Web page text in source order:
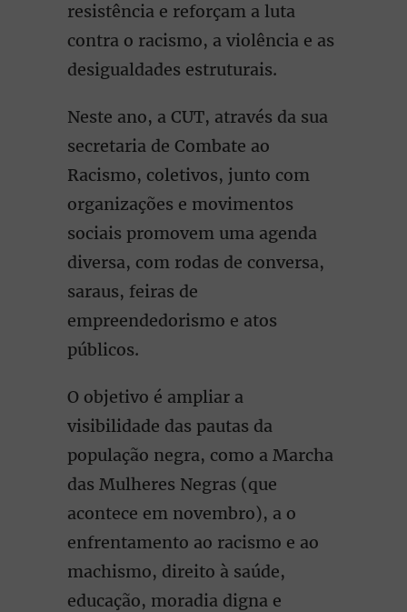
resistência e reforçam a luta
contra o racismo, a violência e as
desigualdades estruturais.
Neste ano, a CUT, através da sua
secretaria de Combate ao
Racismo, coletivos, junto com
organizações e movimentos
sociais promovem uma agenda
diversa, com rodas de conversa,
saraus, feiras de
empreendedorismo e atos
públicos.
O objetivo é ampliar a
visibilidade das pautas da
população negra, como a Marcha
das Mulheres Negras (que
acontece em novembro), a o
enfrentamento ao racismo e ao
machismo, direito à saúde,
educação, moradia digna e